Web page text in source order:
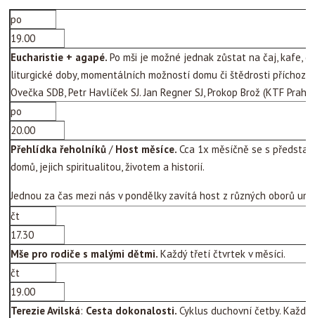
po
19.00
Eucharistie + agapé. Po mši je možné jednak zůstat na čaj, kafe,
liturgické doby, momentálních možností domu či štědrosti
Ovečka SDB, Petr Havlíček SJ. Jan Regner SJ, Prokop Brož (KTF
po
20.00
Přehlídka řeholníků / Host měsíce. Cca 1x měsíčně se s
domů, jejich spiritualitou, životem a historií.
Jednou za čas mezi nás v pondělky zavítá host z různých oborů
čt
17.30
Mše pro rodiče s malými dětmi. Každý třetí čtvrtek v měsíci.
čt
19.00
Terezie Avilská: Cesta dokonalosti. Cyklus duchovní četby.